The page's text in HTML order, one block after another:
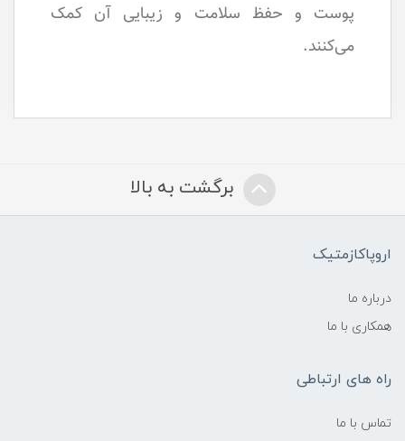
پوست و حفظ سلامت و زیبایی آن کمک
می‌کنند.
برگشت به بالا
اروپاکازمتیک
درباره ما
همکاری با ما
راه های ارتباطی
تماس با ما